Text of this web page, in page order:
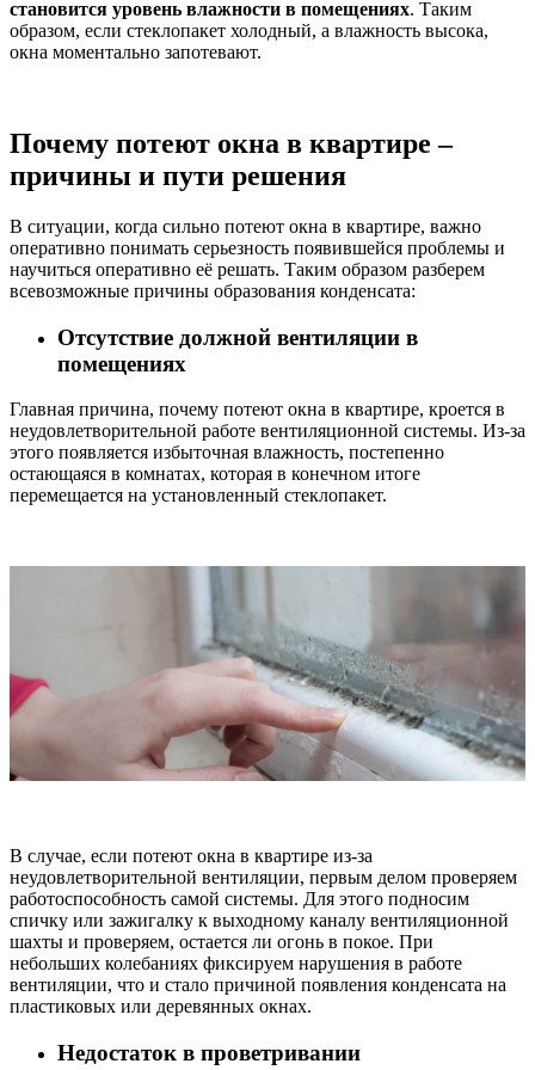
становится уровень влажности в помещениях. Таким
образом, если стеклопакет холодный, а влажность высока,
окна моментально запотевают.
Почему потеют окна в квартире –
причины и пути решения
В ситуации, когда сильно потеют окна в квартире, важно
оперативно понимать серьезность появившейся проблемы и
научиться оперативно её решать. Таким образом разберем
всевозможные причины образования конденсата:
Отсутствие должной вентиляции в
помещениях
Главная причина, почему потеют окна в квартире, кроется в
неудовлетворительной работе вентиляционной системы. Из-за
этого появляется избыточная влажность, постепенно
остающаяся в комнатах, которая в конечном итоге
перемещается на установленный стеклопакет.
В случае, если потеют окна в квартире из-за
неудовлетворительной вентиляции, первым делом проверяем
работоспособность самой системы. Для этого подносим
спичку или зажигалку к выходному каналу вентиляционной
шахты и проверяем, остается ли огонь в покое. При
небольших колебаниях фиксируем нарушения в работе
вентиляции, что и стало причиной появления конденсата на
пластиковых или деревянных окнах.
Недостаток в проветривании